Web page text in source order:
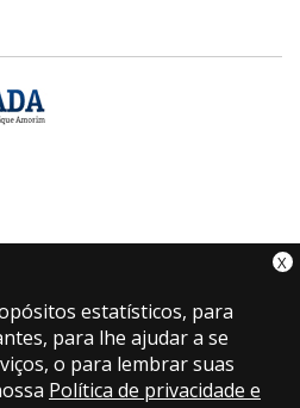
X
estatísticos, para
para lhe ajudar a se
o para lembrar suas
Política de privacidade e